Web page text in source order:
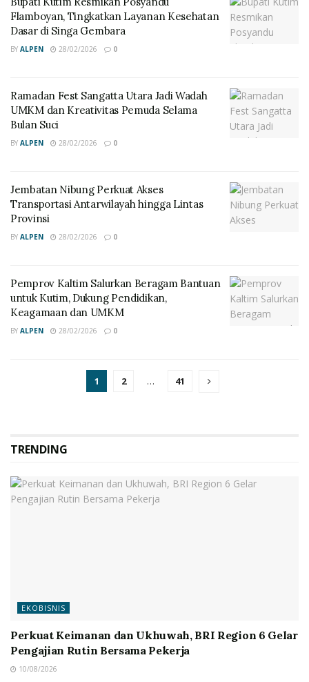
Flamboyan, Tingkatkan Layanan Kesehatan
Dasar di Singa Gembara
BY ALPEN 28/02/2026 0
Ramadan Fest Sangatta Utara Jadi Wadah
UMKM dan Kreativitas Pemuda Selama
Bulan Suci
BY ALPEN 28/02/2026 0
Jembatan Nibung Perkuat Akses
Transportasi Antarwilayah hingga Lintas
Provinsi
BY ALPEN 28/02/2026 0
Pemprov Kaltim Salurkan Beragam Bantuan
untuk Kutim, Dukung Pendidikan,
Keagamaan dan UMKM
BY ALPEN 28/02/2026 0
1 2 … 41
TRENDING
EKOBISNIS
Perkuat Keimanan dan Ukhuwah, BRI Region 6 Gelar
Pengajian Rutin Bersama Pekerja
10/08/2026